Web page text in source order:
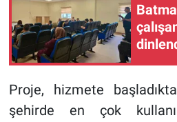
Proje, hizmete
şehirde en çok